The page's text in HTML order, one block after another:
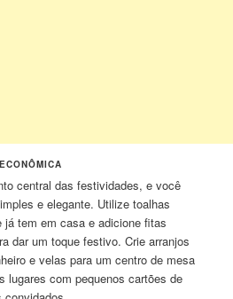
central das festividades, e você
e elegante. Utilize toalhas
já tem em casa e adicione fitas
dar um toque festivo. Crie arranjos
e velas para um centro de mesa
lugares com pequenos cartões de